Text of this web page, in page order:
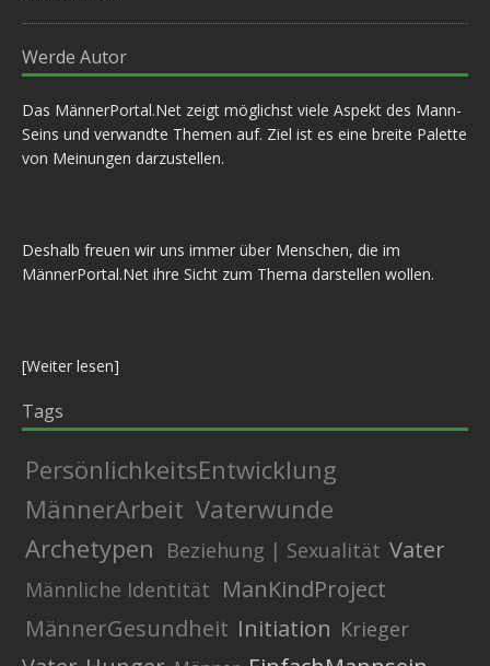
Werde Autor
Das MännerPortal.Net zeigt möglichst viele Aspekt des Mann-
Seins und verwandte Themen auf. Ziel ist es eine breite Palette
von Meinungen darzustellen.
Deshalb freuen wir uns immer über Menschen, die im
MännerPortal.Net ihre Sicht zum Thema darstellen wollen.
[Weiter lesen]
Tags
PersönlichkeitsEntwicklung
MännerArbeit Vaterwunde
Archetypen
Beziehung | Sexualität Vater
Männliche Identität ManKindProject
MännerGesundheit Initiation Krieger